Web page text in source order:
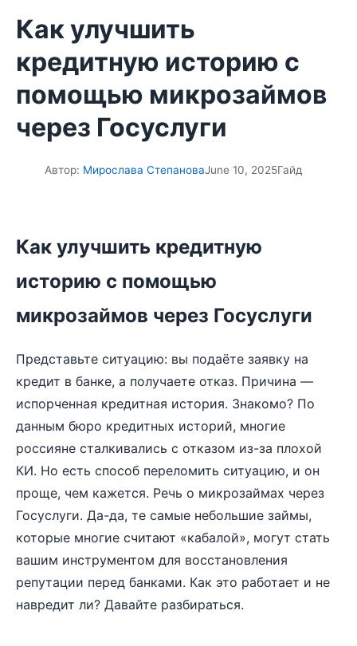
Как улучшить
кредитную историю с
помощью микрозаймов
через Госуслуги
Автор: Мирослава СтепановаJune 10, 2025Гайд
Как улучшить кредитную
историю с помощью
микрозаймов через Госуслуги
Представьте ситуацию: вы подаёте заявку на
кредит в банке, а получаете отказ. Причина —
испорченная кредитная история. Знакомо? По
данным бюро кредитных историй, многие
россияне сталкивались с отказом из-за плохой
КИ. Но есть способ переломить ситуацию, и он
проще, чем кажется. Речь о микрозаймах через
Госуслуги. Да-да, те самые небольшие займы,
которые многие считают «кабалой», могут стать
вашим инструментом для восстановления
репутации перед банками. Как это работает и не
навредит ли? Давайте разбираться.